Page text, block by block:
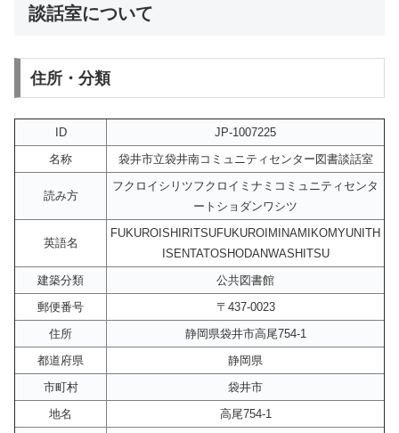
談話室について
住所・分類
ID
JP-1007225
名称
袋井市立袋井南コミュニティセンター図書談話室
読み方
フクロイシリツフクロイミナミコミュニティセンタ
ートショダンワシツ
英語名
FUKUROISHIRITSUFUKUROIMINAMIKOMYUNITH
ISENTATOSHODANWASHITSU
建築分類
公共図書館
郵便番号
〒437‐0023
住所
静岡県袋井市高尾754‐1
都道府県
静岡県
市町村
袋井市
地名
高尾754‐1